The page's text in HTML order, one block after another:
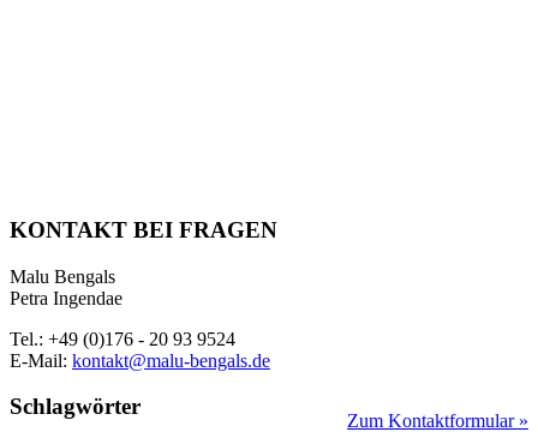
KONTAKT BEI FRAGEN
Malu Bengals
Petra Ingendae
Tel.: +49 (0)176 - 20 93 9524
E-Mail: kontakt@malu-bengals.de
Zum Kontaktformular »
Schlagwörter